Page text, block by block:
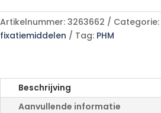
aantal
l
t
e
a
t
Artikelnummer: 3263662 Categorie:
fixatiemiddelen
Tag: PHM
Beschrijving
Aanvullende informatie